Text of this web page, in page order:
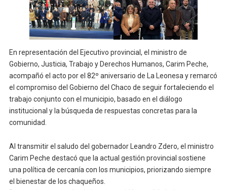
En representación del Ejecutivo provincial, el ministro de
Gobierno, Justicia, Trabajo y Derechos Humanos, Carim Peche,
acompañó el acto por el 82º aniversario de La Leonesa y remarcó
el compromiso del Gobierno del Chaco de seguir fortaleciendo el
trabajo conjunto con el municipio, basado en el diálogo
institucional y la búsqueda de respuestas concretas para la
comunidad.
Al transmitir el saludo del gobernador Leandro Zdero, el ministro
Carim Peche destacó que la actual gestión provincial sostiene
una política de cercanía con los municipios, priorizando siempre
el bienestar de los chaqueños.